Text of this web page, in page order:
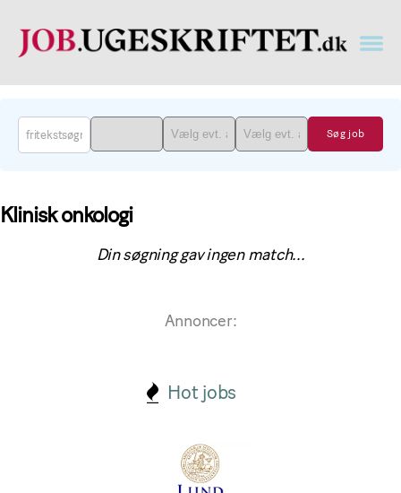
job
på
job.ugeskriftet.dk
Klinisk onkologi
Din søgning gav ingen match...
Annoncer:
Hot jobs